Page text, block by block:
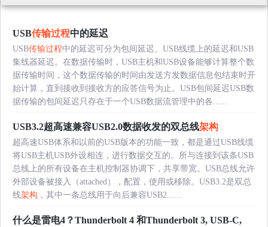
USB传输过程中的延迟
USB传输过程中的延迟可分为包间延迟、USB线缆上的延迟和USB
集线器延迟。在数据传输时，USB主机和USB设备能够计算整个数
据传输时间，这个数据传输的时间由发送方发数据信息包结束时开
始计算，直到接收到接收方的应答信号为止。USB包间延迟USB数
据传输的包间延迟只存在于一个USB数据流管理中的各......
USB3.2超高速兼容USB2.0数据收发的双总线架构
超高速USB体系和以前的USB版本的功能一致，都是通过USB线缆
将USB主机USB外设相连，进行数据交互的。所与连接到该条USB
总线上的所有设备在主机控制器协调下，共享带宽。USB总线允许
外部设备被接入（attached），配置，使用或移除。USB3.2是双总
线架构 ，其中一条总线用于向后兼容USB2......
什么是雷电4？Thunderbolt 4 和Thunderbolt 3, USB-C,